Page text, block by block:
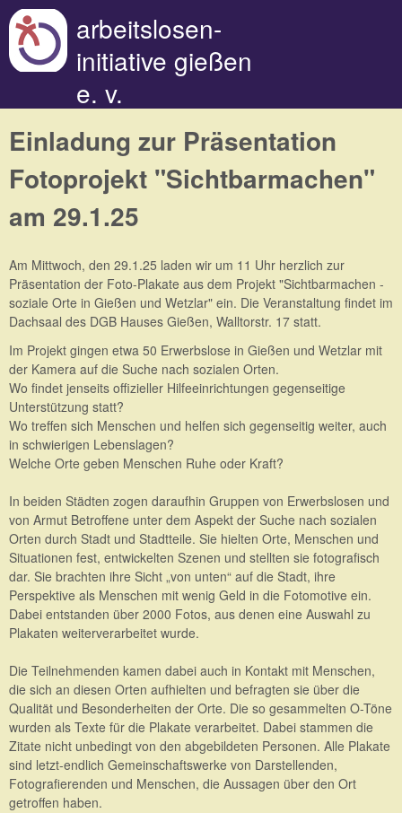
arbeitslosen-
initiative gießen
e. v.
Einladung zur Präsentation
Fotoprojekt "Sichtbarmachen"
am 29.1.25
Am Mittwoch, den 29.1.25 laden wir um 11 Uhr herzlich zur
Präsentation der Foto-Plakate aus dem Projekt "Sichtbarmachen -
soziale Orte in Gießen und Wetzlar" ein. Die Veranstaltung findet im
Dachsaal des DGB Hauses Gießen, Walltorstr. 17 statt.
Im Projekt gingen etwa 50 Erwerbslose in Gießen und Wetzlar mit
der Kamera auf die Suche nach sozialen Orten.
Wo findet jenseits offizieller Hilfeeinrichtungen gegenseitige
Unterstützung statt?
Wo treffen sich Menschen und helfen sich gegenseitig weiter, auch
in schwierigen Lebenslagen?
Welche Orte geben Menschen Ruhe oder Kraft?
In beiden Städten zogen daraufhin Gruppen von Erwerbslosen und
von Armut Betroffene unter dem Aspekt der Suche nach sozialen
Orten durch Stadt und Stadtteile. Sie hielten Orte, Menschen und
Situationen fest, entwickelten Szenen und stellten sie fotografisch
dar. Sie brachten ihre Sicht „von unten“ auf die Stadt, ihre
Perspektive als Menschen mit wenig Geld in die Fotomotive ein.
Dabei entstanden über 2000 Fotos, aus denen eine Auswahl zu
Plakaten weiterverarbeitet wurde.
Die Teilnehmenden kamen dabei auch in Kontakt mit Menschen,
die sich an diesen Orten aufhielten und befragten sie über die
Qualität und Besonderheiten der Orte. Die so gesammelten O-Töne
wurden als Texte für die Plakate verarbeitet. Dabei stammen die
Zitate nicht unbedingt von den abgebildeten Personen. Alle Plakate
sind letzt-endlich Gemeinschaftswerke von Darstellenden,
Fotografierenden und Menschen, die Aussagen über den Ort
getroffen haben.